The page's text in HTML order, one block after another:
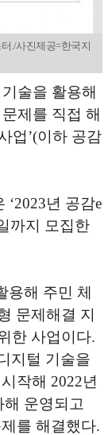
./사진제공=한국지
술을 활용해
제를 직접 해
업’(이하 공감
년 공감e
까지 모집한
용해 주민 체
문제해결 지
한 사업이다.
지털 기술을
작해 2022년
해 운영되고
를 해결했다.